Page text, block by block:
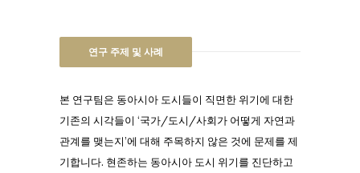
연구 주제 및 사례
본 연구팀은 동아시아 도시들이 직면한 위기에 대한
기존의 시각들이 ‘국가/도시/사회가 어떻게 자연과
관계를 맺는지’에 대해 주목하지 않은 것에 문제를 제
기합니다. 현존하는 동아시아 도시 위기를 진단하고